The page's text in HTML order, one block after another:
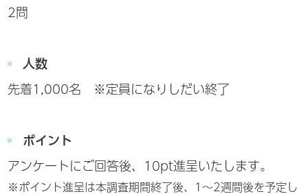
2問
人数
先着1,000名 ※定員になりしだい終了
ポイント
アンケートにご回答後、10pt進呈いたします。
※ポイント進呈は本調査期間終了後、1～2週間後を予定し